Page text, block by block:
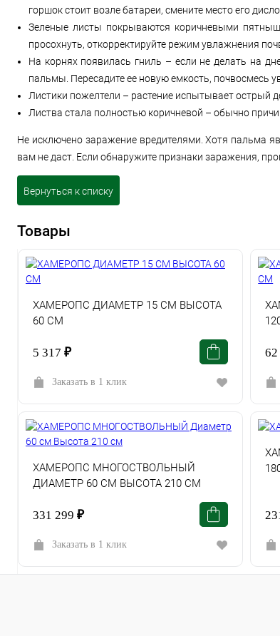
горшок стоит возле батареи, смените место его
Зеленые листы покрываются коричневыми
просохнуть, откорректируйте режим увлажнения
На корнях появилась гниль – если не делать на
пальмы. Пересадите ее новую емкость, почвосмесь
Листики пожелтели – растение испытывает острый
Листва стала полностью коричневой – обычно
Не исключено заражение вредителями. Хотя пальма
вам не даст. Если обнаружите признаки заражения,
Вернуться к списку
Товары
ХАМЕРОПС ДИАМЕТР 15 СМ ВЫСОТА
60 СМ
5 317 ₽
Заказать в 1 клик
ХАМЕРОПС МНОГОСТВОЛЬНЫЙ
ДИАМЕТР 60 СМ ВЫСОТА 210 СМ
331 299 ₽
Заказать в 1 клик